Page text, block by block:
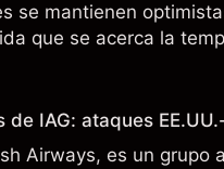
se mantienen
que se acerca la
de IAG: ataques
Airways, es un grupo